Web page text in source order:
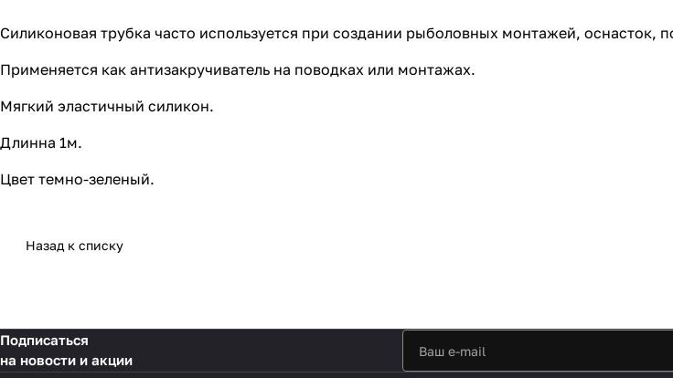
Силиконовая трубка часто используется при создании рыболовных монтажей, оснасток,
Применяется как антизакручиватель на поводках или монтажах.
Мягкий эластичный силикон.
Длинна 1м.
Цвет темно-зеленый.
Назад к списку
Подписаться
на новости и акции